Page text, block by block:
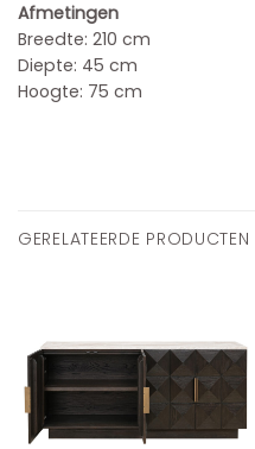
Afmetingen
Breedte: 210 cm
Diepte: 45 cm
Hoogte: 75 cm
GERELATEERDE PRODUCTEN